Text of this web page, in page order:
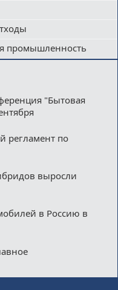
промышленность
"Бытовая
регламент по
выросли
в Россию в